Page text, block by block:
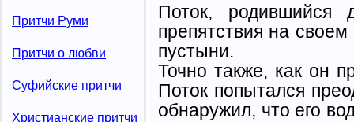
Притчи Руми
Притчи о любви
Суфийские притчи
Христианские притчи
Поток, родившийся
препятствия на своем
пустыни.
Точно также, как он
Поток попытался
обнаружил, что его